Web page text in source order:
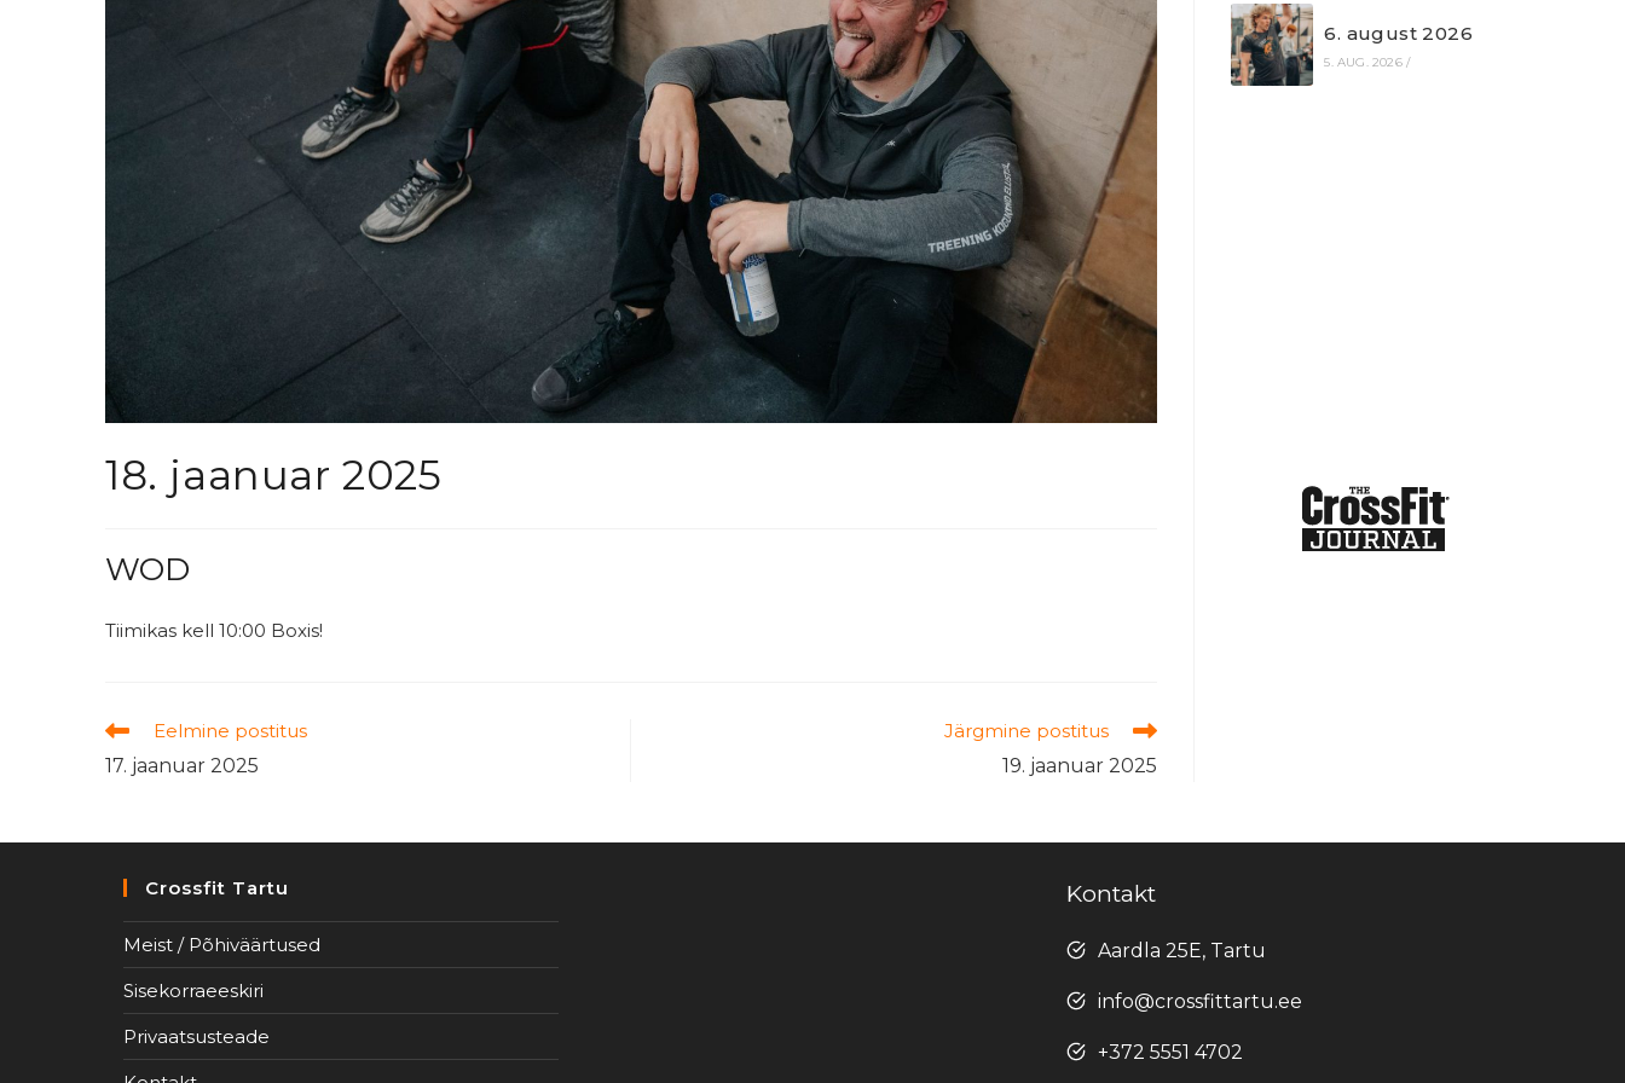
18. jaanuar 2025
WOD
Tiimikas kell 10:00 Boxis!
Read
more
articles
Eelmine postitus
17. jaanuar 2025
Järgmine postitus
19. jaanuar 2025
6. august 2026
5. AUG. 2026 /
Crossfit Tartu
Meist / Põhiväärtused
Sisekorraeeskiri
Privaatsusteade
Kontakt
Aardla 25E, Tartu
info@crossfittartu.ee
+372 5551 4702